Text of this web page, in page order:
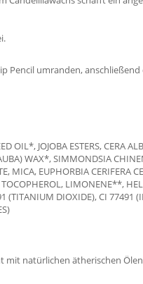
Pencil umranden,
OIL*, JOJOBA ESTERS, CERA
WAX*, SIMMONDSIA
MICA, EUPHORBIA CERIFERA
LIMONENE**,
DIOXIDE), CI 77491
mit natürlichen ätherischen